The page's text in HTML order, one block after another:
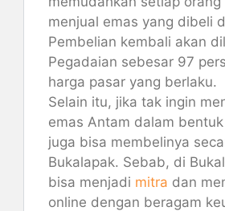
menjual emas yang dibeli
Pembelian kembali akan
Pegadaian sebesar 97
harga pasar yang berlaku.
Selain itu, jika tak ingin
emas Antam dalam
juga bisa membelinya
Bukalapak. Sebab, di
bisa menjadi mitra dan
online dengan beragam